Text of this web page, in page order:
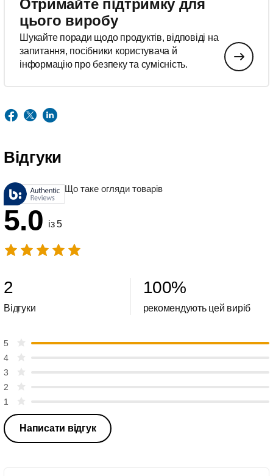
Отримайте підтримку для
цього виробу
Шукайте поради щодо продуктів, відповіді на
запитання, посібники користувача й
інформацію про безпеку та сумісність.
Відгуки
Що таке огляди товарів
5.0 із 5
2
Відгуки
100%
рекомендують цей виріб
5
4
3
2
1
Написати відгук